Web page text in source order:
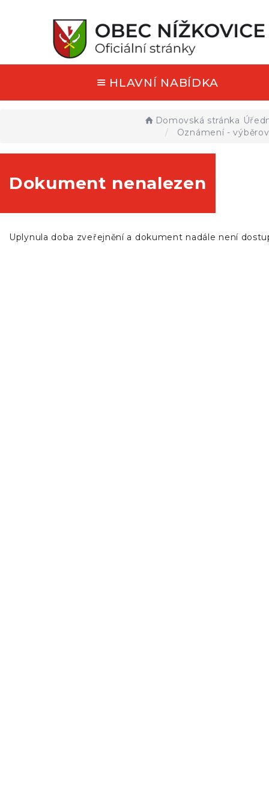
HLAVNÍ NABÍDKA
Domovská stránka
Oznámení -
Dokument nenalezen
Uplynula doba zveřejnění a dokument nadále není